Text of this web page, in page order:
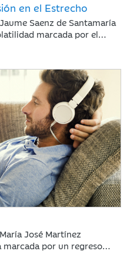
en el Estrecho
Saenz de Santamaría
marcada por el
los 90 dólares tras
este panorama, la banca
de resultados y la
de moderación.
José Martínez
marcada por un regreso
frente a la que los